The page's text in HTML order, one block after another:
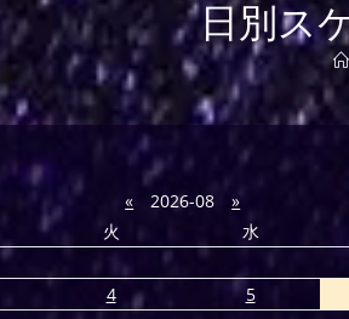
日別ス
« 2026-08
»
火 水
4 5